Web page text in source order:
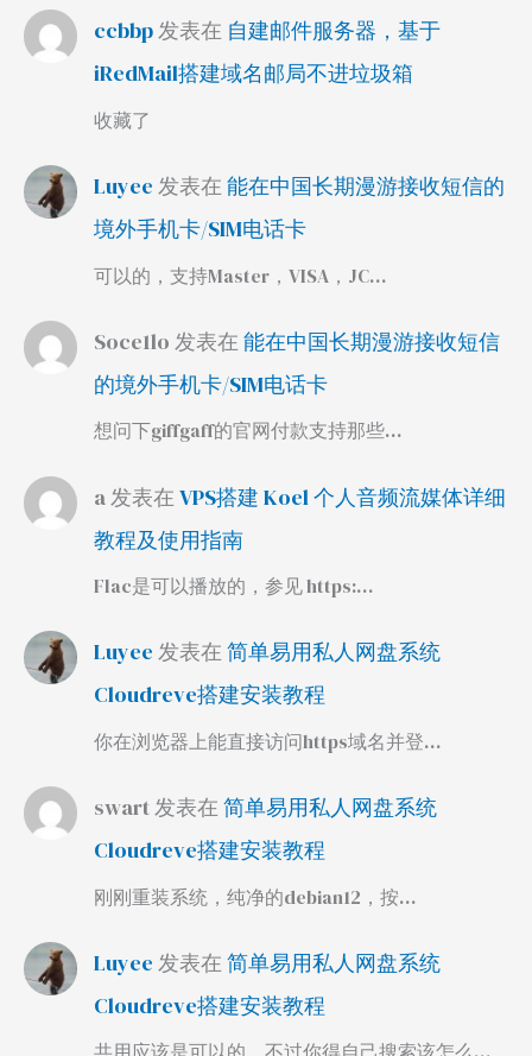
ccbbp发表在 自建邮件服务器，基于
iRedMail搭建域名邮局不进垃圾箱
收藏了
Luyee 发表在能在中国长期漫游接收短信的
境外手机卡/SIM电话卡
可以的，支持Master，VISA，JC…
Soce1lo 发表在 能在中国长期漫游接收短信
的境外手机卡/SIM电话卡
想问下giffgaff的官网付款支持那些…
a发表在 VPS搭建 Koel 个人音频流媒体详细
教程及使用指南
Flac是可以播放的，参见 https:…
Luyee 发表在简单易用私人网盘系统
Cloudreve搭建安装教程
你在浏览器上能直接访问https域名并登…
swart发表在 简单易用私人网盘系统
Cloudreve搭建安装教程
刚刚重装系统，纯净的debian12，按…
Luyee 发表在 简单易用私人网盘系统
Cloudreve搭建安装教程